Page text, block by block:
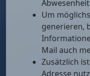
Um
generieren,
Mail auch
Zusätzlich
Adresse